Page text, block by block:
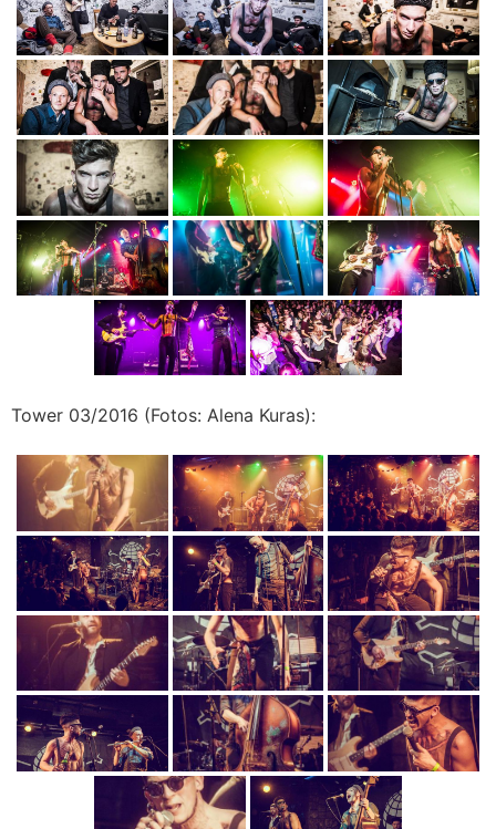
Tower 03/2016 (Fotos: Alena Kuras):